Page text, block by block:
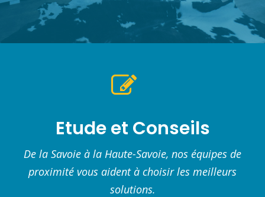
Etude et Conseils
De la Savoie à la Haute-Savoie, nos équipes de
proximité vous aident à choisir les meilleurs
solutions.